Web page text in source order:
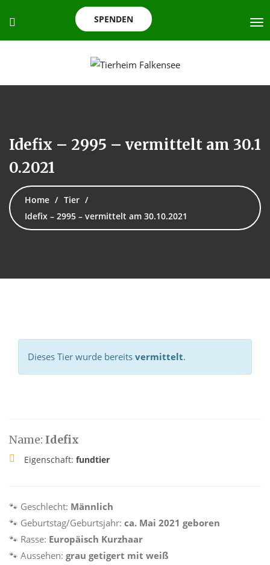
SPENDEN
Idefix – 2995 – vermittelt am 30.1
0.2021
Home
Tier
Idefix – 2995 – vermittelt am 30.10.2021
Dieses Tier wurde bereits vermittelt.
Name: Idefix
Eigenschaft: fundtier
🐾 Geschlecht: Männlich
🐾 Geburtstag/Geburtsjahr: ca. Mai 2021 geboren
🐾 Rasse: Europäisch Kurzhaar
🐾 Aussehen: grau getigert mit weiß